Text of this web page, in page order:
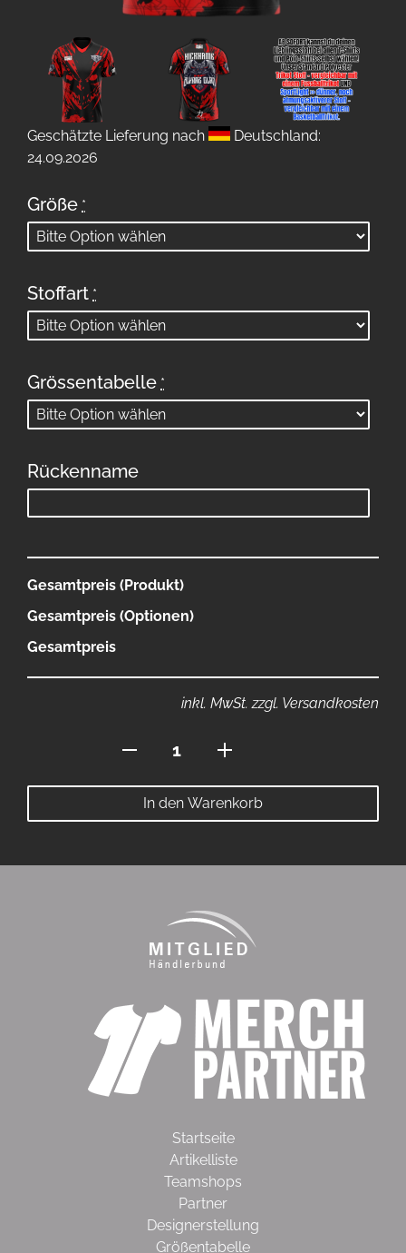
Geschätzte Lieferung nach
Deutschland:
24.09.2026
Größe *
Stoffart *
Grössentabelle *
Rückenname
Gesamtpreis (Produkt)
Gesamtpreis (Optionen)
Gesamtpreis
inkl. MwSt. zzgl. Versandkosten
Trikot
Menge
In den Warenkorb
Startseite
Artikelliste
Teamshops
Partner
Designerstellung
Größentabelle